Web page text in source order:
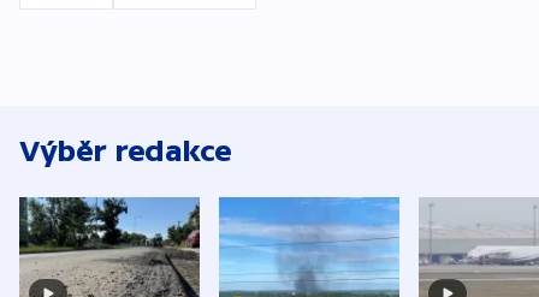
Výběr redakce